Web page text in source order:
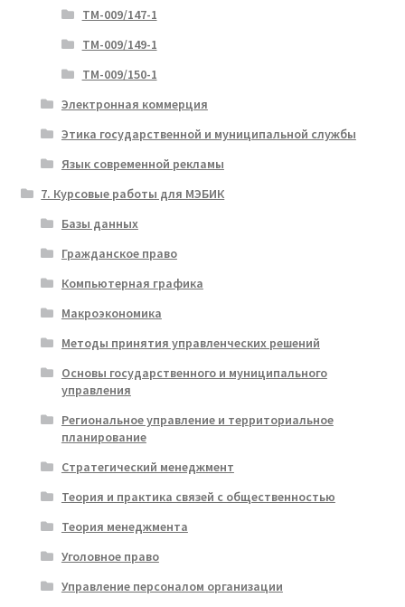
ТМ-009/147-1
ТМ-009/149-1
ТМ-009/150-1
Электронная коммерция
Этика государственной и муниципальной службы
Язык современной рекламы
7. Курсовые работы для МЭБИК
Базы данных
Гражданское право
Компьютерная графика
Макроэкономика
Методы принятия управленческих решений
Основы государственного и муниципального
управления
Региональное управление и территориальное
планирование
Стратегический менеджмент
Теория и практика связей с общественностью
Теория менеджмента
Уголовное право
Управление персоналом организации